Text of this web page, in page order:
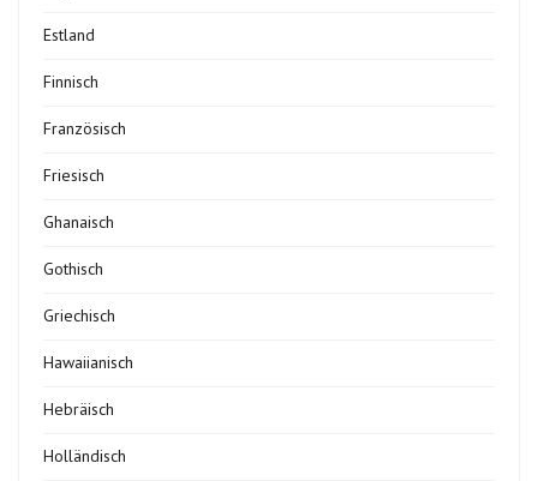
Estland
Finnisch
Französisch
Friesisch
Ghanaisch
Gothisch
Griechisch
Hawaiianisch
Hebräisch
Holländisch